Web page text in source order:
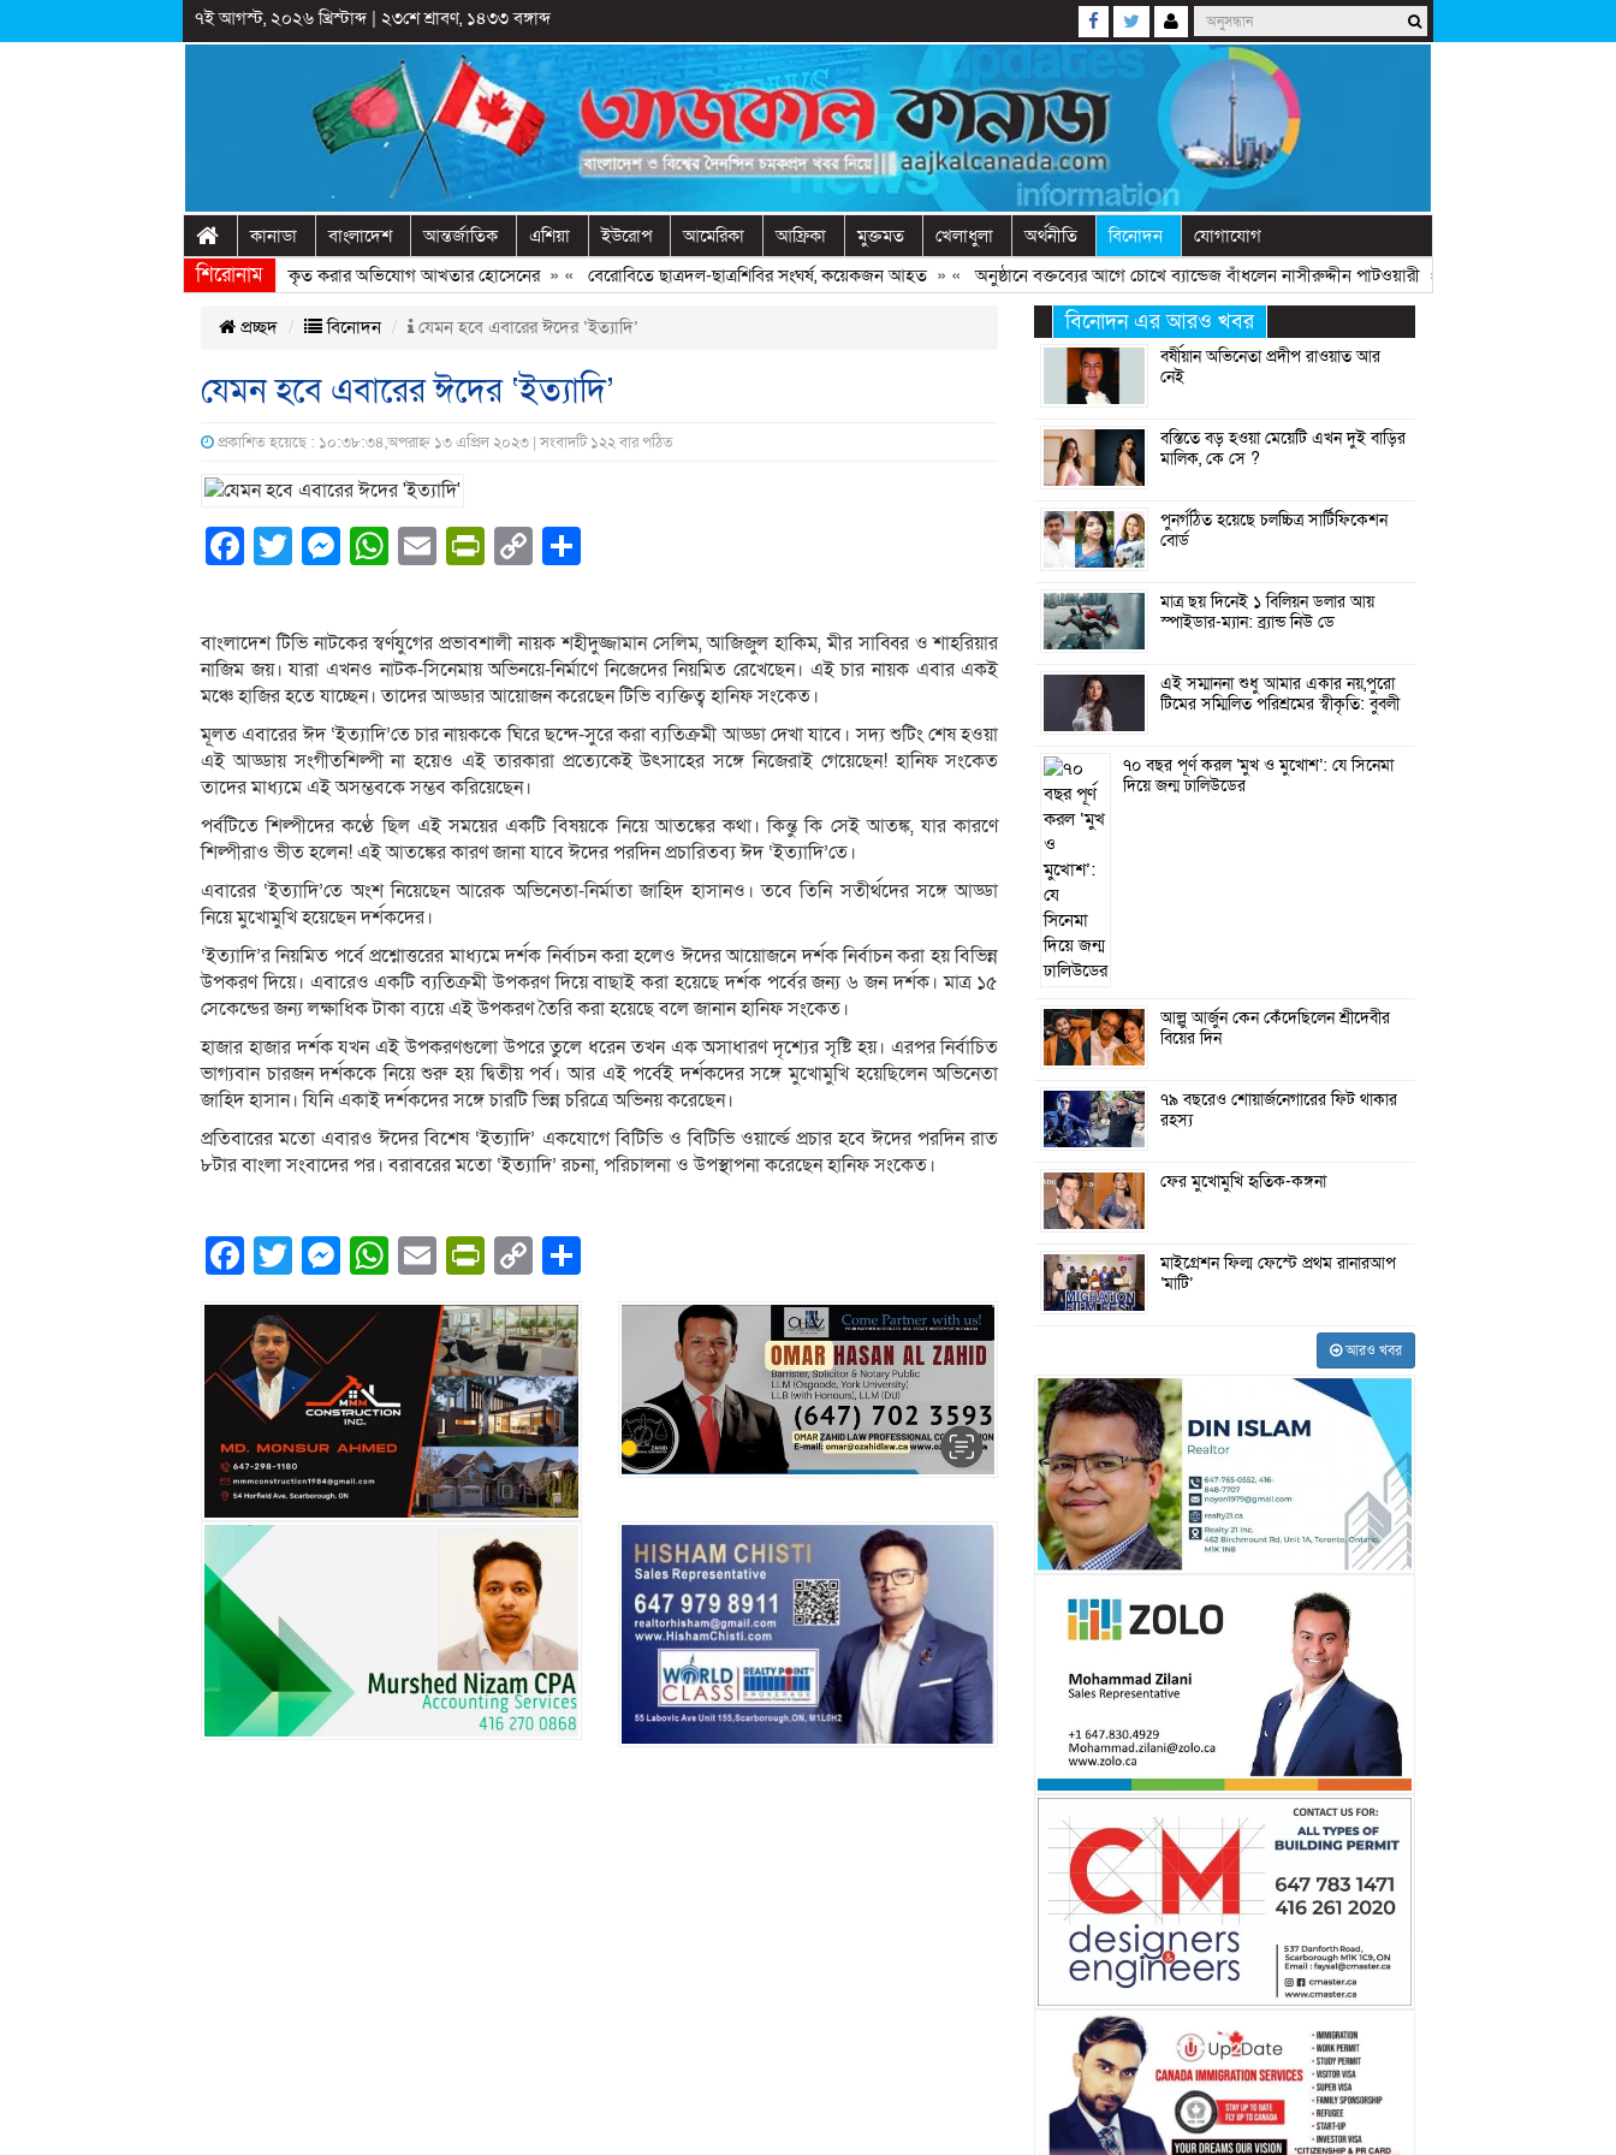
৭ই আগস্ট, ২০২৬ খ্রিস্টাব্দ| ২৩শে শ্রাবণ, ১৪৩৩ বঙ্গাব্দ
কানাডা বাংলাদেশ আন্তর্জাতিক এশিয়া ইউরোপ আমেরিকা আফ্রিকা মুক্তমত খেলাধুলা অর্থনীতি বিনোদন যোগাযোগ
শিরোনাম
রাষ্ট্রীয় অনুষ্ঠানের প্রামাণ্যচিত্রে ইতিহাস বিকৃত করার অভিযোগ আখতার হোসেনের» «বেরোবিতে ছাত্রদল-ছাত্রশিবির সংঘর্ষ, কয়েকজন আহত» «অনুষ্ঠানে বক্তব্যের আগে চোখে ব্যান্ডেজ বাঁধলেন নাসীরুদ্দীন পাটওয়ারী» «
প্রচ্ছদ বিনোদন যেমন হবে এবারের ঈদের ‘ইত্যাদি’
যেমন হবে এবারের ঈদের ‘ইত্যাদি’
প্রকাশিত হয়েছে : ১০:৩৮:৩৪,অপরাহ্ন ১৩ এপ্রিল ২০২৩ | সংবাদটি ১২২ বার পঠিত
Facebook
Twitter
Messenger
WhatsApp
EmailPrintFriendly
Copy
বাংলাদেশ টিভি নাটকের স্বর্ণযুগের প্রভাবশালী নায়ক শহীদুজ্জামান সেলিম, আজিজুল হাকিম, মীর সাব্বির ও শাহরিয়ার
নাজিম জয়। যারা এখনও নাটক-সিনেমায় অভিনয়ে-নির্মাণে নিজেদের নিয়মিত রেখেছেন। এই চার নায়ক এবার একই
মঞ্চে হাজির হতে যাচ্ছেন। তাদের আড্ডার আয়োজন করেছেন টিভি ব্যক্তিত্ব হানিফ সংকেত।
মূলত এবারের ঈদ ‘ইত্যাদি’তে চার নায়ককে ঘিরে ছন্দে-সুরে করা ব্যতিক্রমী আড্ডা দেখা যাবে। সদ্য শুটিং শেষ হওয়া
এই আড্ডায় সংগীতশিল্পী না হয়েও এই তারকারা প্রত্যেকেই উৎসাহের সঙ্গে নিজেরাই গেয়েছেন! হানিফ সংকেত
তাদের মাধ্যমে এই অসম্ভবকে সম্ভব করিয়েছেন।
পর্বটিতে শিল্পীদের কণ্ঠে ছিল এই সময়ের একটি বিষয়কে নিয়ে আতঙ্কের কথা। কিন্তু কি সেই আতঙ্ক, যার কারণে
শিল্পীরাও ভীত হলেন! এই আতঙ্কের কারণ জানা যাবে ঈদের পরদিন প্রচারিতব্য ঈদ ‘ইত্যাদি’তে।
এবারের ‘ইত্যাদি’তে অংশ নিয়েছেন আরেক অভিনেতা-নির্মাতা জাহিদ হাসানও। তবে তিনি সতীর্থদের সঙ্গে আড্ডা
নিয়ে মুখোমুখি হয়েছেন দর্শকদের।
‘ইত্যাদি’র নিয়মিত পর্বে প্রশ্নোত্তরের মাধ্যমে দর্শক নির্বাচন করা হলেও ঈদের আয়োজনে দর্শক নির্বাচন করা হয় বিভিন্ন
উপকরণ দিয়ে। এবারেও একটি ব্যতিক্রমী উপকরণ দিয়ে বাছাই করা হয়েছে দর্শক পর্বের জন্য ৬ জন দর্শক। মাত্র ১৫
সেকেন্ডের জন্য লক্ষাধিক টাকা ব্যয়ে এই উপকরণ তৈরি করা হয়েছে বলে জানান হানিফ সংকেত।
হাজার হাজার দর্শক যখন এই উপকরণগুলো উপরে তুলে ধরেন তখন এক অসাধারণ দৃশ্যের সৃষ্টি হয়। এরপর নির্বাচিত
ভাগ্যবান চারজন দর্শককে নিয়ে শুরু হয় দ্বিতীয় পর্ব। আর এই পর্বেই দর্শকদের সঙ্গে মুখোমুখি হয়েছিলেন অভিনেতা
জাহিদ হাসান। যিনি একাই দর্শকদের সঙ্গে চারটি ভিন্ন চরিত্রে অভিনয় করেছেন।
প্রতিবারের মতো এবারও ঈদের বিশেষ ‘ইত্যাদি’ একযোগে বিটিভি ও বিটিভি ওয়ার্ল্ডে প্রচার হবে ঈদের পরদিন রাত
৮টার বাংলা সংবাদের পর। বরাবরের মতো ‘ইত্যাদি’ রচনা, পরিচালনা ও উপস্থাপনা করেছেন হানিফ সংকেত।
Facebook
Twitter
Messenger
WhatsApp
EmailPrintFriendly
Copy
Link
বিনোদন এর আরও খবর
বর্ষীয়ান অভিনেতা প্রদীপ রাওয়াত আর
নেই
বস্তিতে বড় হওয়া মেয়েটি এখন দুই বাড়ির
মালিক, কে সে ?
পুনর্গঠিত হয়েছে চলচ্চিত্র সার্টিফিকেশন
বোর্ড
মাত্র ছয় দিনেই ১ বিলিয়ন ডলার আয়
স্পাইডার-ম্যান: ব্র্যান্ড নিউ ডে
এই সম্মাননা শুধু আমার একার নয়,পুরো
টিমের সম্মিলিত পরিশ্রমের স্বীকৃতি: বুবলী
৭০ বছর পূর্ণ করল ‘মুখ ও মুখোশ’: যে সিনেমা
দিয়ে জন্ম ঢালিউডের
আল্লু আর্জুন কেন কেঁদেছিলেন শ্রীদেবীর
বিয়ের দিন
৭৯ বছরেও শোয়ার্জনেগারের ফিট থাকার
রহস্য
ফের মুখোমুখি হৃতিক-কঙ্গনা
মাইগ্রেশন ফিল্ম ফেস্টে প্রথম রানারআপ
‘মাটি’
আরও খবর